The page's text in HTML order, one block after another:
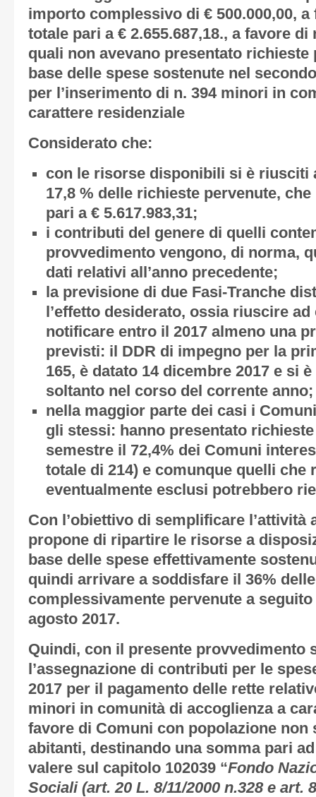
importo complessivo di € 500.000,00,
totale pari a € 2.655.687,18., a favore di
quali non avevano presentato richieste
base delle spese sostenute nel
per l’inserimento di n. 394 minori in
carattere residenziale
Considerato che:
con le risorse disponibili si è riusciti
17,8 % delle richieste pervenute,
pari a € 5.617.983,31;
i contributi del genere di quelli
provvedimento vengono, di norma,
dati relativi all’anno precedente;
la previsione di due Fasi-Tranche
l’effetto desiderato, ossia riuscire
notificare entro il 2017 almeno una
previsti: il DDR di impegno per la
165, è datato 14 dicembre 2017 e si
soltanto nel corso del corrente anno;
nella maggior parte dei casi i
gli stessi: hanno presentato
semestre il 72,4% dei Comuni
totale di 214) e comunque quelli che
eventualmente esclusi potrebbero
Con l’obiettivo di semplificare l’attività
propone di ripartire le risorse a
base delle spese effettivamente
quindi arrivare a soddisfare il 36%
complessivamente pervenute a seguito
agosto 2017.
Quindi, con il presente provvedimento
l’assegnazione di contributi per le
2017 per il pagamento delle rette
minori in comunità di accoglienza a
favore di Comuni con popolazione non
abitanti, destinando una somma pari
valere sul capitolo 102039 “Fondo
Sociali (art. 20 L. 8/11/2000 n.328 e art.